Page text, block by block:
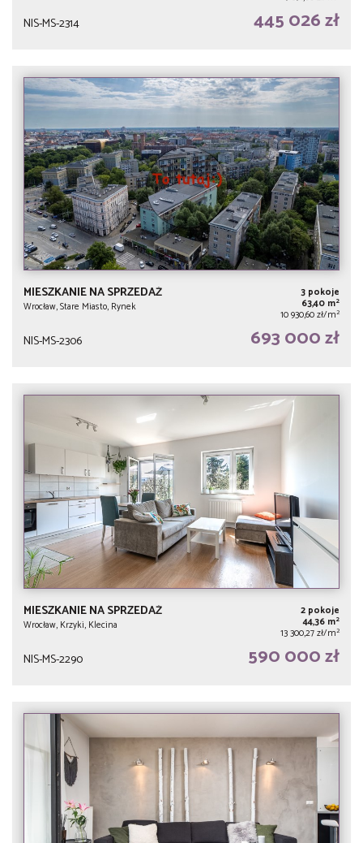
NIS-MS-2314 445 026 zł
MIESZKANIE NA SPRZEDAŻ
Wrocław, Stare Miasto, Rynek
3 pokoje
63,40 m2
10 930,60 zł/m2
NIS-MS-2306 693 000 zł
MIESZKANIE NA SPRZEDAŻ
Wrocław, Krzyki, Klecina
2 pokoje
44,36 m2
13 300,27 zł/m2
NIS-MS-2290 590 000 zł